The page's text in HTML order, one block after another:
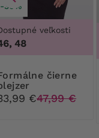
-30%
veľkosti
48
€47,99 €